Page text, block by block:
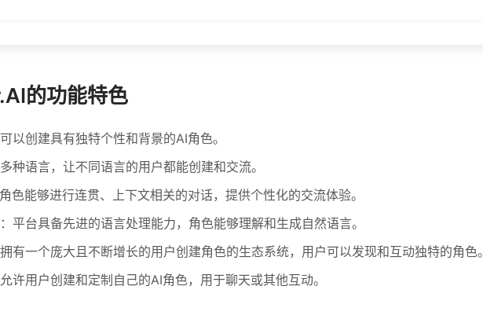
的功能特色
以创建具有独特个性和背景的AI角色。
种语言，让不同语言的用户都能创建和交流。
色能够进行连贯、上下文相关的对话，提供个性化的交流体验。
：平台具备先进的语言处理能力，角色能够理解和生成自然语言。
有一个庞大且不断增长的用户创建角色的生态系统，用户可以发现和互动独特的角色。
许用户创建和定制自己的AI角色，用于聊天或其他互动。